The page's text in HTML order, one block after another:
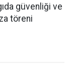
güvenliği ve
töreni